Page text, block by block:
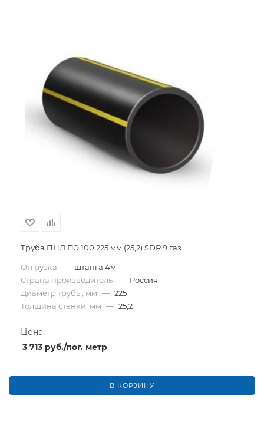
Труба ПНД ПЭ 100 225 мм (25,2) SDR 9 газ
Отгрузка — штанга 4м
Страна производитель — Россия
Диаметр трубы, мм — 225
Толщина стенки, мм — 25,2
Цена:
3 713 руб./пог. метр
В КОРЗИНУ